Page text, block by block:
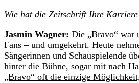
Wie hat die Zeitschrift Ihre
Jasmin Wagner: Die „Bravo“ war
Fans – und umgekehrt. Heute
Sängerinnen und Schauspielende
hinter die Bühne, sogar mit nach
„Bravo“ oft die einzige